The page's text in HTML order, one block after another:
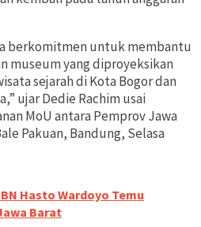
berkomitmen untuk membantu
museum yang diproyeksikan
sejarah di Kota Bogor dan
ujar Dedie Rachim usai
MoU antara Pemprov Jawa
Pakuan, Bandung, Selasa
Hasto Wardoyo Temu
Barat